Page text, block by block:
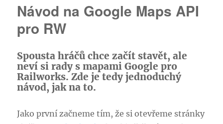
RailWorks
stahování
Návod na Google Maps API
pro RW
Spousta hráčů chce začít stavět, ale
neví si rady s mapami Google pro
Railworks. Zde je tedy jednoduchý
návod, jak na to.
Jako první začneme tím, že si otevřeme stránky